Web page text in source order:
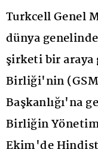
Turkcell Genel
dünya
şirketi bir araya
Birliği'nin
Başkanlığı'na
Birliğin